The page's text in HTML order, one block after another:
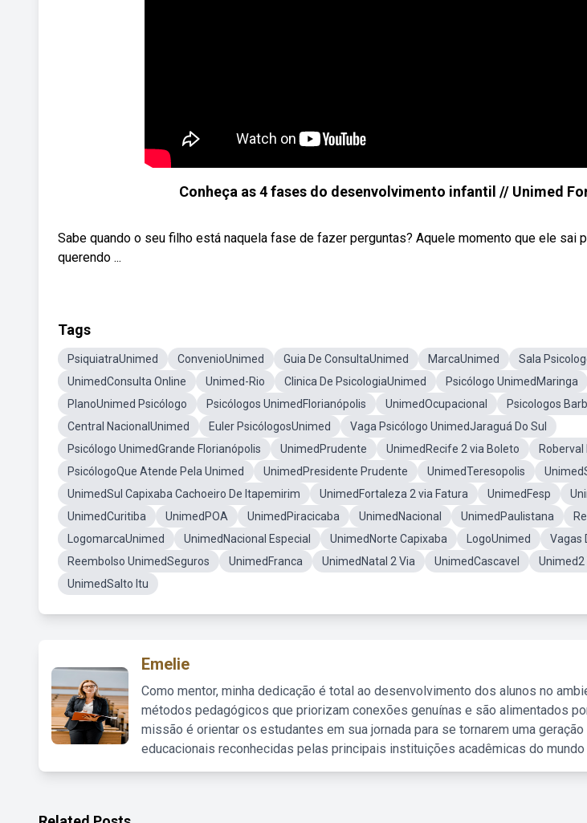
Conheça as 4 fases do desenvolvimento infantil // Unimed
Sabe quando o seu filho está naquela fase de fazer perguntas? Aquele momento que ele sai
querendo ...
Tags
PsiquiatraUnimed ConvenioUnimed Guia De ConsultaUnimed MarcaUnimed Sala
UnimedConsulta Online
Unimed-Rio Clinica De PsicologiaUnimed Psicólogo UnimedMaringa
PlanoUnimed Psicólogo
Psicólogos UnimedFlorianópolis UnimedOcupacional Psicologos
Central NacionalUnimed
Euler PsicólogosUnimed
Vaga Psicólogo UnimedJaraguá Do Sul
Psicólogo UnimedGrande Florianópolis
UnimedPrudente UnimedRecife 2 via Boleto
PsicólogoQue Atende Pela Unimed
UnimedPresidente Prudente UnimedTeresopolis
UnimedSul Capixaba Cachoeiro De Itapemirim
UnimedFortaleza 2 via Fatura UnimedFesp
UnimedCuritiba
UnimedPOA UnimedPiracicaba UnimedNacional UnimedPaulistana
LogomarcaUnimed
UnimedNacional Especial UnimedNorte Capixaba LogoUnimed
Vagas
Reembolso UnimedSeguros
UnimedFranca UnimedNatal 2 Via UnimedCascavel Unimed2
UnimedSalto Itu
Emelie
Como mentor, minha dedicação é total ao desenvolvimento dos alunos no
métodos pedagógicos que priorizam conexões genuínas e são alimentados
missão é orientar os estudantes em sua jornada para se tornarem uma
educacionais reconhecidas pelas principais instituições acadêmicas do mundo